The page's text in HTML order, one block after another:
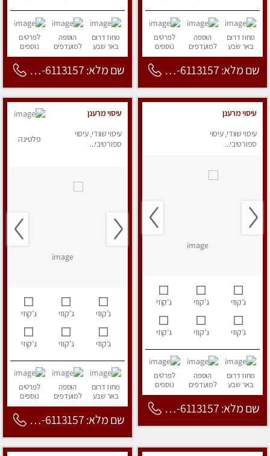
מחוז דרום
באר שבע
הוספה
למועדפים
לפרטים
נוספים
שם מלא: 053-6113157
מחוז דרום
באר שבע
הוספה
למועדפים
לפרטים
נוספים
שם מלא: 053-6113157
עיסוי מרענן
עיסוי שוודי, עיסוי
ספורטיבי...
ג’קוזי ג’קוזי ג’קוזי
ג’קוזי ג’קוזי ג’קוזי
מחוז דרום
באר שבע
הוספה
למועדפים
לפרטים
נוספים
שם מלא: 053-6113157
עיסוי מרענן
עיסוי שוודי, עיסוי
ספורטיבי...
פלטינה
ג’קוזי ג’קוזי ג’קוזי
ג’קוזי ג’קוזי ג’קוזי
מחוז דרום
באר שבע
הוספה
למועדפים
לפרטים
נוספים
שם מלא: 053-6113157